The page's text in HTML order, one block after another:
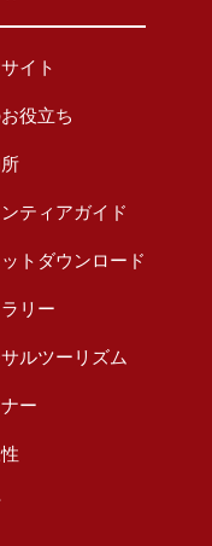
イト
役立ち
ティアガイド
トダウンロード
リー
ルツーリズム
ー